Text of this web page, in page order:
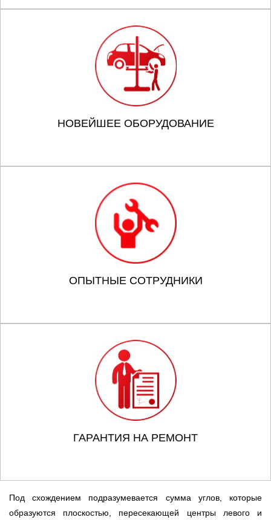
НОВЕЙШЕЕ ОБОРУДОВАНИЕ
ОПЫТНЫЕ СОТРУДНИКИ
ГАРАНТИЯ НА РЕМОНТ
Под схождением подразумевается сумма углов, которые
образуются плоскостью, пересекающей центры левого и